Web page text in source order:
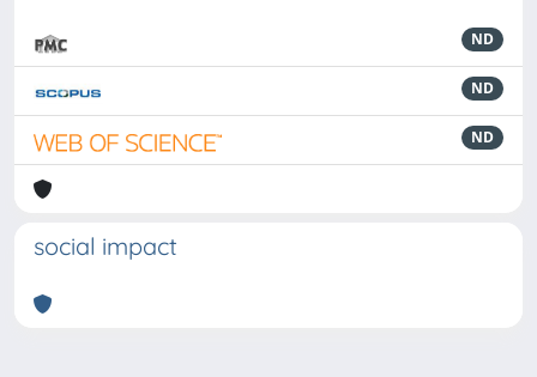
ND
ND
ND
social impact